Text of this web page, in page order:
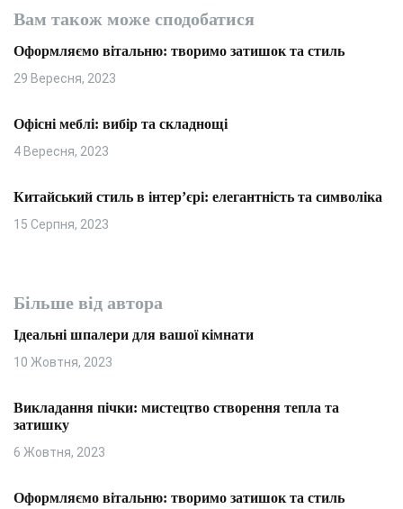
Вам також може сподобатися
Оформляємо вітальню: творимо затишок та стиль
29 Вересня, 2023
Офісні меблі: вибір та складнощі
4 Вересня, 2023
Китайський стиль в інтер’єрі: елегантність та символіка
15 Серпня, 2023
Більше від автора
Ідеальні шпалери для вашої кімнати
10 Жовтня, 2023
Викладання пічки: мистецтво створення тепла та
затишку
6 Жовтня, 2023
Оформляємо вітальню: творимо затишок та стиль